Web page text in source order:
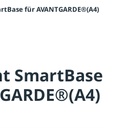
für AVANTGARDE®(A4)
SmartBase